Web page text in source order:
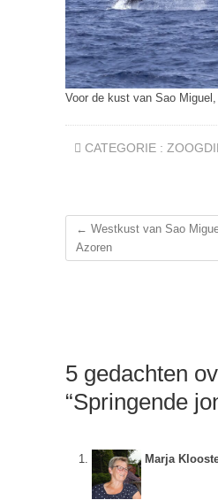
Voor de kust van Sao
CATEGORIE :
← Westkust van Sao
Azoren
5 gedachten
“Springende
Marja